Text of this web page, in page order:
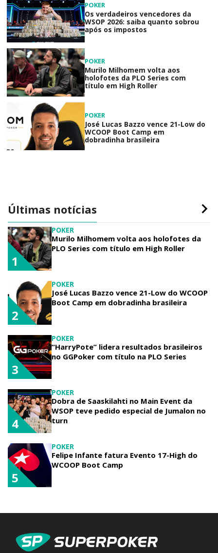
POKER
Os verdadeiros vencedores da
WSOP 2026: saiba quanto sobrou
após os impostos
POKER
Murilo Milhomem volta aos
holofotes da PLO Series com
título em High Roller
POKER
José Lucas Bazzo vence 21-Low do
WCOOP Boot Camp em
dobradinha brasileira
Últimas notícias
POKER
Murilo Milhomem volta aos holofotes da
PLO Series com título em High Roller
1
POKER
José Lucas Bazzo vence 21-Low do WCOOP
Boot Camp em dobradinha brasileira
2
POKER
“HarryPote” lidera resultados brasileiros
no GGPoker com título na PLO Series
3
POKER
Dobra de Saaskilahti no Main Event da
WSOP teve pedido especial de Jumalon no
turn
4
POKER
Felipe Infante fatura Evento 17-High do
WCOOP Boot Camp
5